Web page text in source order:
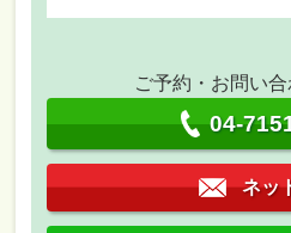
ご予約・お問い
04-
ネッ